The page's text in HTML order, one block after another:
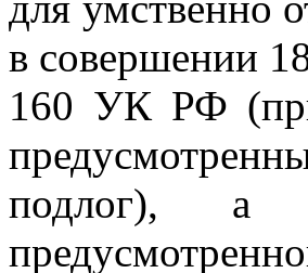
в совершении
160 УК РФ
подлог), а